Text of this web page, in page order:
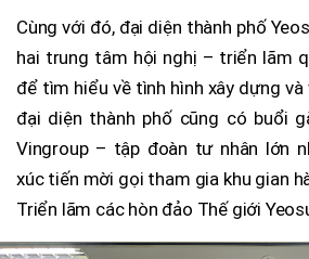
Cùng với đó, đại diện thành phố
hai trung tâm hội nghị – triển lãm
để tìm hiểu về tình hình xây dựng
đại diện thành phố cũng có buổi
Vingroup – tập đoàn tư nhân lớn
xúc tiến mời gọi tham gia khu gian
Triển lãm các hòn đảo Thế giới